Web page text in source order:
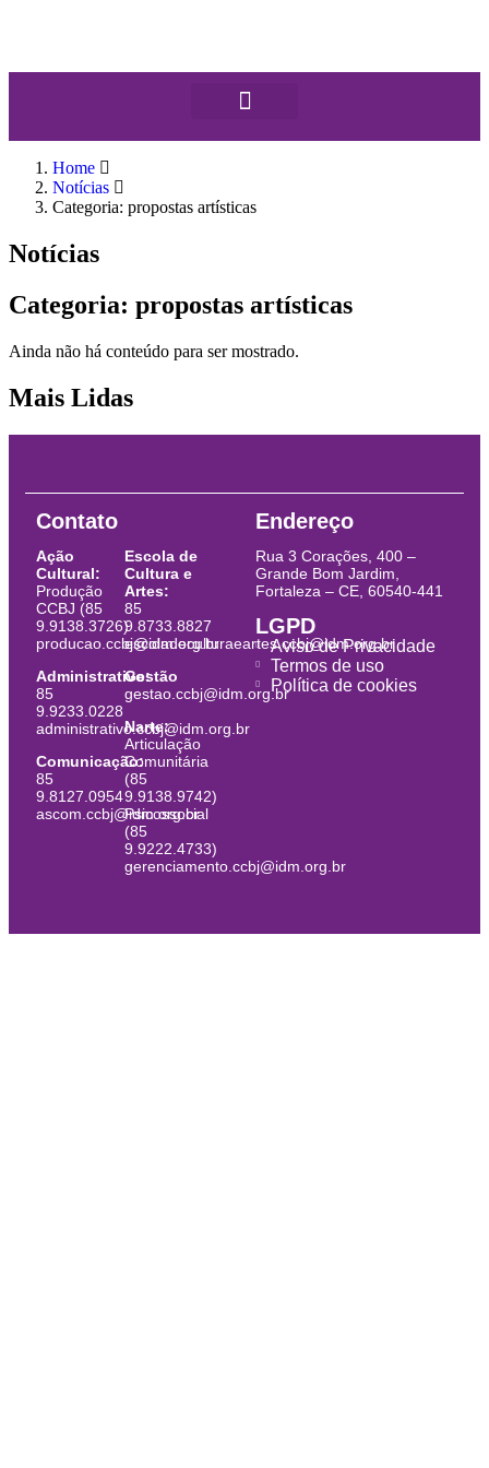
Home
Notícias
Categoria: propostas artísticas
Notícias
Categoria: propostas artísticas
Ainda não há conteúdo para ser mostrado.
Mais Lidas
Contato
Ação
Cultural:
Produção
CCBJ (85
9.9138.3726)
producao.ccbj@idm.org.br
Administrativo:
85
9.9233.0228
administrativo.ccbj@idm.org.br
Comunicação:
85
9.8127.0954
ascom.ccbj@idm.org.br
Escola de
Cultura e
Artes:
85
9.8733.8827
escoladeculturaeartes.ccbj@idm.org.br
Gestão
gestao.ccbj@idm.org.br
Narte:
Articulação
Comunitária
(85
9.9138.9742)
Psicossocial
(85
9.9222.4733)
gerenciamento.ccbj@idm.org.br
Endereço
Rua 3 Corações, 400 –
Grande Bom Jardim,
Fortaleza – CE, 60540-441
LGPD
Aviso de Privacidade
Termos de uso
Política de cookies